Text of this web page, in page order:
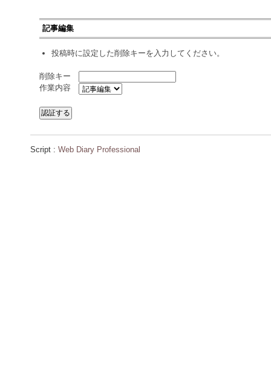
記事編集
投稿時に設定した削除キーを入力してください。
削除キー
作業内容
Script : Web Diary Professional